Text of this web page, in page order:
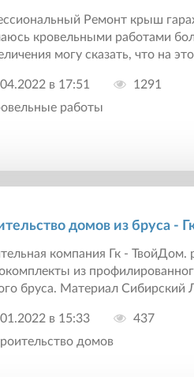
Ремонт крыш
кровельными работами
могу сказать, что на
в 17:51
1291
работы
домов из бруса -
компания Гк - ТвойДом.
из
бруса. Материал Сибирский
в 15:33
437
домов